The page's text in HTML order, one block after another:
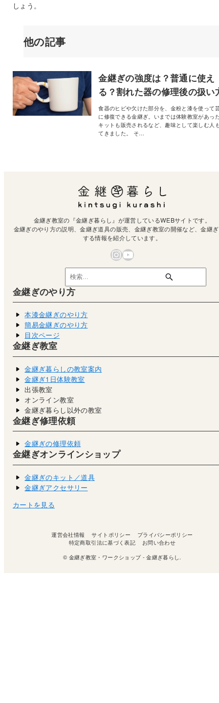
しょう。
他の記事
金継ぎの強度は？普通に使え
る？割れた器の修理後の扱い
食器のヒビや欠けた部分を、金粉と漆を使って
に修復できる金継ぎ。いまでは体験教室があっ
キットも販売されるなど、趣味として楽しむ人
てきました。 そ…
金継ぎ教室の『金継ぎ暮らし』が運営しているWEBサイトです。
金継ぎのやり方の説明、金継ぎ道具の販売、金継ぎ教室の開催など、金継
する情報を紹介しています。
Instagram
YouTube
金継ぎのやり方
本漆金継ぎのやり方
簡易金継ぎのやり方
目次ページ
金継ぎ教室
金継ぎ暮らしの教室案内
金継ぎ1日体験教室
出張教室
オンライン教室
金継ぎ暮らし以外の教室
金継ぎ修理依頼
金継ぎの修理依頼
金継ぎオンラインショップ
金継ぎのキット／道具
金継ぎアクセサリー
カートを見る
運営会社情報 サイトポリシー
プライバシーポリシー
特定商取引法に基づく表記
お問い合わせ
© 金継ぎ教室・ワークショップ - 金継ぎ暮らし.